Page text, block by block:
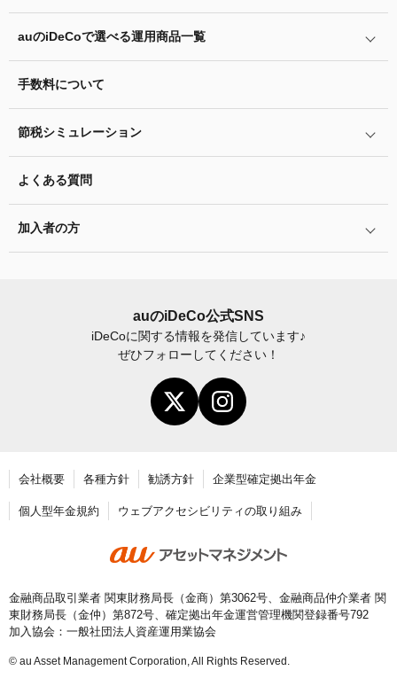
掛金と拠出限度額
iDeCoの給付金について
脱退一時金について
iDeCoとNISAの違い、併用がオススメな理由とは？
の加入方法
他社のiDeCoからの変更方法
年単位拠出(掛金の納付月と金額を指定)について
お申込書類の書き方と記入例
加入者サイトの使い方ガイド
あなたのお金を働き者に
マネーのレシピ
用語集
auのiDeCoで選べる運用商品一覧
リスク許容度診断
運用商品を知ろう
バランス型投資信託の選び方
指定運用方法について
手数料について
節税シミュレーション
ふるさと納税シミュレーション
よくある質問
加入者の方
加入後の諸変更手続きについて
お申し込み後に届く書類について
年末調整・確定申告の書き方と記入例
老齢給付金の請求手続き
auのiDeCo公式SNS
iDeCoに関する情報を発信しています♪
ぜひフォローしてください！
会社概要 各種方針 勧誘方針 企業型確定拠出年金
個人型年金規約 ウェブアクセシビリティの取り組み
金融商品取引業者 関東財務局長（金商）第3062号、金融商品仲介業者 関
東財務局長（金仲）第872号、確定拠出年金運営管理機関登録番号792
加入協会：一般社団法人資産運用業協会
© au Asset Management Corporation, All Rights Reserved.